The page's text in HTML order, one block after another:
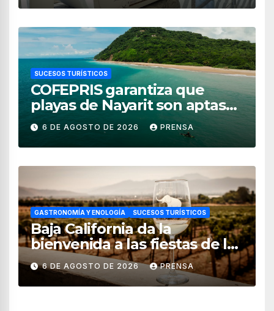
SUCESOS TURÍSTICOS
COFEPRIS garantiza que
playas de Nayarit son aptas
para uso recreativo
6 DE AGOSTO DE 2026 PRENSA
GASTRONOMÍA Y ENOLOGÍA SUCESOS TURÍSTICOS
Baja California da la
bienvenida a las fiestas de la
vendimia 2026
6 DE AGOSTO DE 2026 PRENSA